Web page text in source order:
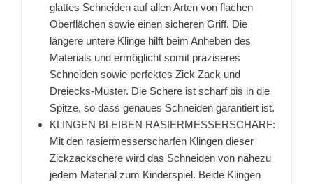
glattes Schneiden auf allen Arten von flachen
Oberflächen sowie einen sicheren Griff. Die
längere untere Klinge hilft beim Anheben des
Materials und ermöglicht somit präziseres
Schneiden sowie perfektes Zick Zack und
Dreiecks-Muster. Die Schere ist scharf bis in die
Spitze, so dass genaues Schneiden garantiert ist.
KLINGEN BLEIBEN RASIERMESSERSCHARF:
Mit den rasiermesserscharfen Klingen dieser
Zickzackschere wird das Schneiden von nahezu
jedem Material zum Kinderspiel. Beide Klingen